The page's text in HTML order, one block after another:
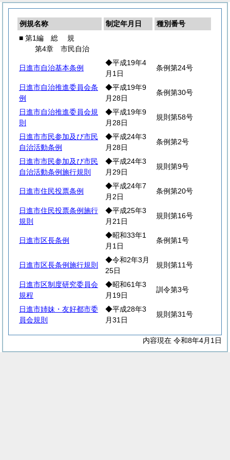
例規名称 制定年月日
種別番号
■ 第1編 総 規
第4章 市民自治
日進市自治基本条例
◆平成19年4
月1日
条例第24号
日進市自治推進委員会条
例
◆平成19年9
月28日
条例第30号
日進市自治推進委員会規
則
◆平成19年9
月28日
規則第58号
日進市市民参加及び市民
自治活動条例
◆平成24年3
月28日
条例第2号
日進市市民参加及び市民
自治活動条例施行規則
◆平成24年3
月29日
規則第9号
日進市住民投票条例
◆平成24年7
月2日
条例第20号
日進市住民投票条例施行
規則
◆平成25年3
月21日
規則第16号
日進市区長条例
◆昭和33年1
月1日
条例第1号
日進市区長条例施行規則
◆令和2年3月
25日
規則第11号
日進市区制度研究委員会
規程
◆昭和61年3
月19日
訓令第3号
日進市姉妹・友好都市委
員会規則
◆平成28年3
月31日
規則第31号
内容現在 令和8年4月1日